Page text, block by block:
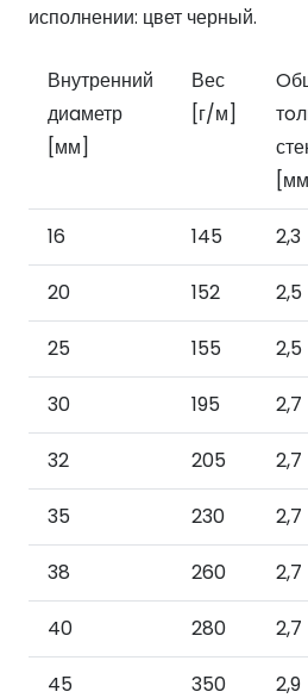
исполнении: цвет черный.
Внутренний
диaметр
[мм]
Вес
[г/м]
16 145 2,3
20 152 2,5
25 155 2,5
30 195 2,7
32 205 2,7
35 230 2,7
38 260 2,7
40 280 2,7
45 350 2,9